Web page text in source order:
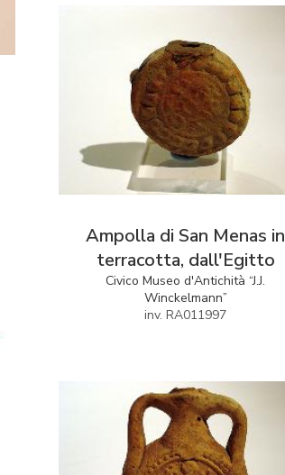
Ampolla di San Menas in
terracotta, dall'Egitto
Civico Museo d'Antichità “J.J.
Winckelmann”
inv. RA011997